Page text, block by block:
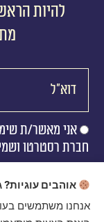
להיות
אני מאשר/ת
חברת רסטרטו
אוהבים עוגיות?